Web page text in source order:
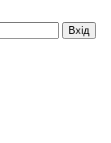
Вхід